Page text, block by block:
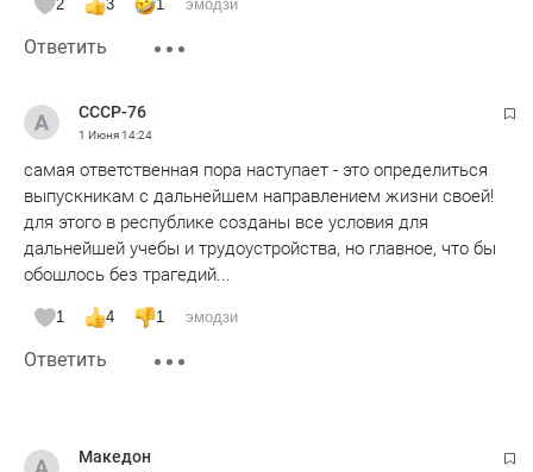
2 3 1 эмодзи
Ответить
СССР-76
1 Июня14:24
самая ответственная пора наступает - это определиться
выпускникам с дальнейшем направлением жизни своей!
для этого в республике созданы все условия для
дальнейшей учебы и трудоустройства, но главное, что бы
обошлось без трагедий...
1 4 1 эмодзи
Ответить
Македон